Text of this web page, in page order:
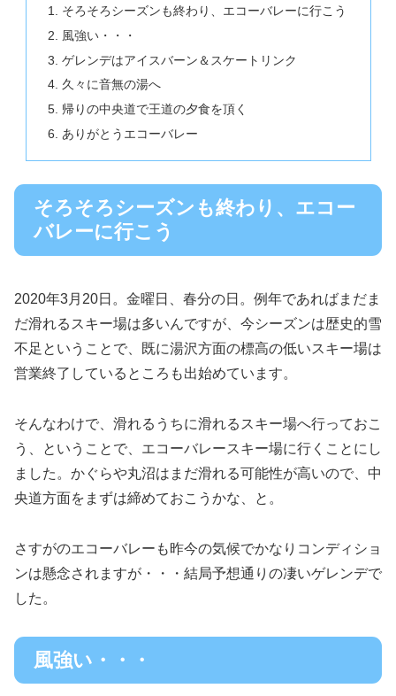
そろそろシーズンも終わり、エコーバレーに行こう
風強い・・・
ゲレンデはアイスバーン＆スケートリンク
久々に音無の湯へ
帰りの中央道で王道の夕食を頂く
ありがとうエコーバレー
そろそろシーズンも終わり、エコー
バレーに行こう
2020年3月20日。金曜日、春分の日。例年であればまだま
だ滑れるスキー場は多いんですが、今シーズンは歴史的雪
不足ということで、既に湯沢方面の標高の低いスキー場は
営業終了しているところも出始めています。
そんなわけで、滑れるうちに滑れるスキー場へ行っておこ
う、ということで、エコーバレースキー場に行くことにし
ました。かぐらや丸沼はまだ滑れる可能性が高いので、中
央道方面をまずは締めておこうかな、と。
さすがのエコーバレーも昨今の気候でかなりコンディショ
ンは懸念されますが・・・結局予想通りの凄いゲレンデで
した。
風強い・・・